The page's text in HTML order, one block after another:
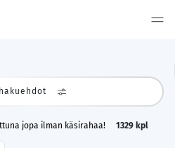
jopa ilman käsirahaa! 1329 kpl